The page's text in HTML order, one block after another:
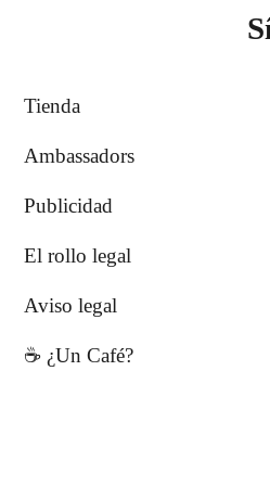
Tienda
Ambassadors
Publicidad
El rollo legal
Aviso legal
☕️ ¿Un Café?